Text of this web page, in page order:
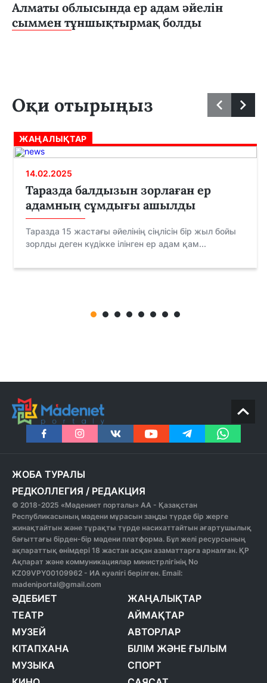
Алматы облысында ер адам әйелін
сыммен тұншықтырмақ болды
Оқи отырыңыз
ЖАҢАЛЫҚТАР
14.02.2025
Таразда балдызын зорлаған ер
адамның сұмдығы ашылды
Таразда 15 жастағы әйелінің сіңлісін бір жыл бойы
зорлды деген күдікке ілінген ер адам қам...
ЖОБА ТУРАЛЫ
РЕДКОЛЛЕГИЯ / РЕДАКЦИЯ
© 2018-2025 «Мәдениет порталы» АА - Қазақстан
Республикасының мәдени мұрасын заңды түрде бір жерге
жинақтайтын және тұрақты түрде насихаттайтын ағартушылық
бағыттағы бірден-бір мәдени платформа. Бұл желі ресурсының
ақпараттық өнімдері 18 жастан асқан азаматтарға арналған. ҚР
Ақпарат және коммуникациялар министрлігінің No
KZ09VPY00109962 - ИА куәлігі берілген. Email:
madeniportal@gmail.com
ӘДЕБИЕТ
ТЕАТР
МУЗЕЙ
КІТАПХАНА
МУЗЫКА
ЖАҢАЛЫҚТАР
АЙМАҚТАР
АВТОРЛАР
БІЛІМ ЖӘНЕ ҒЫЛЫМ
СПОРТ